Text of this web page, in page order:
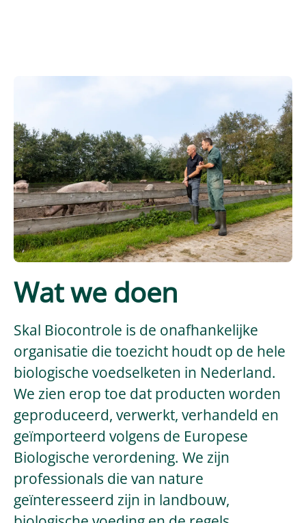
Wat we doen
Skal Biocontrole is de onafhankelijke
organisatie die toezicht houdt op de hele
biologische voedselketen in Nederland.
We zien erop toe dat producten worden
geproduceerd, verwerkt, verhandeld en
geïmporteerd volgens de Europese
Biologische verordening. We zijn
professionals die van nature
geïnteresseerd zijn in landbouw,